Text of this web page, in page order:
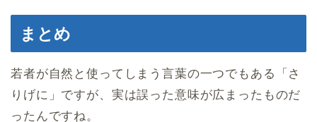
まとめ
若者が自然と使ってしまう言葉の一つでもある「さ
りげに」ですが、実は誤った意味が広まったものだ
ったんですね。